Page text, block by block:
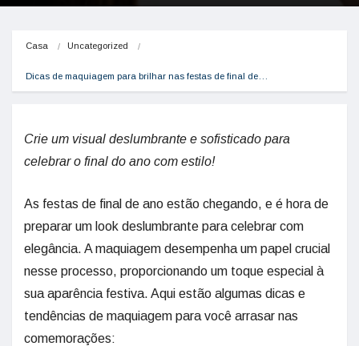
Casa Uncategorized
Dicas de maquiagem para brilhar nas festas de final de…
Crie um visual deslumbrante e sofisticado para
celebrar o final do ano com estilo!
As festas de final de ano estão chegando, e é hora de
preparar um look deslumbrante para celebrar com
elegância. A maquiagem desempenha um papel crucial
nesse processo, proporcionando um toque especial à
sua aparência festiva. Aqui estão algumas dicas e
tendências de maquiagem para você arrasar nas
comemorações: